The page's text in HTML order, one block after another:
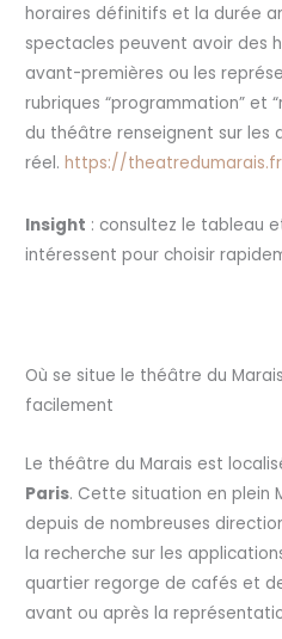
horaires définitifs et la durée
spectacles peuvent avoir des
avant-premières ou les
rubriques “programmation” et
du théâtre renseignent sur les
réel.https://
Insight : consultez le tableau
intéressent pour choisir
Où se situe le théâtre du
facilement
Le théâtre du Marais est
Paris. Cette situation en plein
depuis de nombreuses
la recherche sur les
quartier regorge de cafés et
avant ou après la